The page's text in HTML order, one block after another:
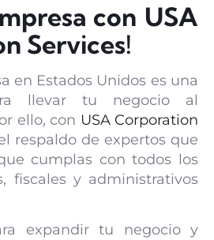
con USA
Services!
en Estados Unidos es una
llevar tu negocio al
ello, con USA Corporation
respaldo de expertos que
cumplas con todos los
fiscales y administrativos
expandir tu negocio y